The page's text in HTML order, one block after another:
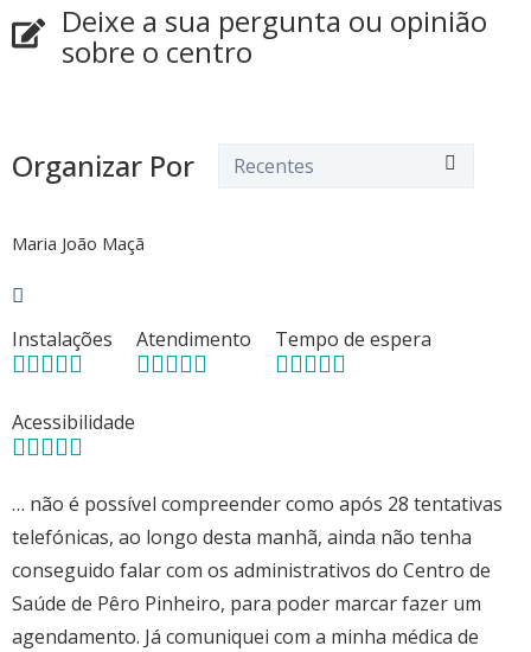
Deixe a sua pergunta ou opinião
sobre o centro
Organizar Por
Maria João Maçã
Instalações Atendimento Tempo de espera
Acessibilidade
… não é possível compreender como após 28 tentativas
telefónicas, ao longo desta manhã, ainda não tenha
conseguido falar com os administrativos do Centro de
Saúde de Pêro Pinheiro, para poder marcar fazer um
agendamento. Já comuniquei com a minha médica de